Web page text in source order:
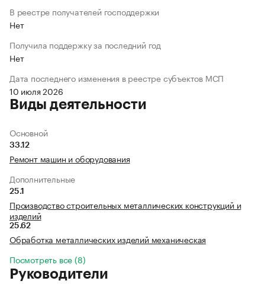
В реестре получателей господдержки
Нет
Получила поддержку за последний год
Нет
Дата последнего изменения в реестре субъектов МСП
10 июля 2026
Виды деятельности
Основной
33.12
Ремонт машин и оборудования
Дополнительные
25.1
Производство строительных металлических конструкций и
изделий
25.62
Обработка металлических изделий механическая
Посмотреть все (8)
Руководители